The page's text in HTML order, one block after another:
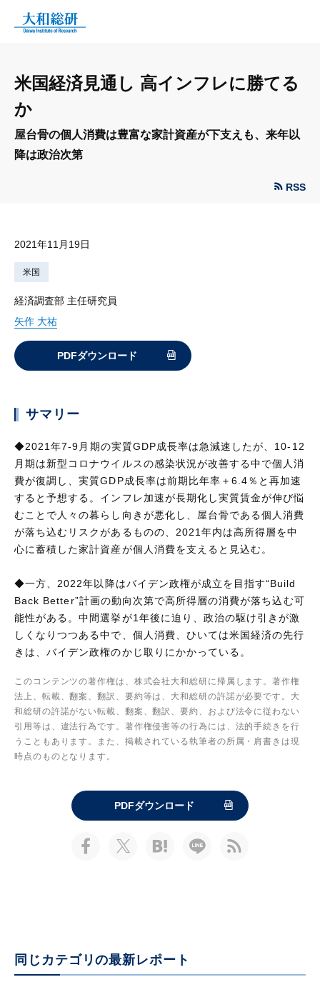
米国経済見通し 高インフレに勝てる
か
屋台骨の個人消費は豊富な家計資産が下支えも、来年以
降は政治次第
RSS
2021年11月19日
米国
経済調査部 主任研究員
矢作 大祐
PDFダウンロード
サマリー
◆2021年7-9月期の実質GDP成長率は急減速したが、10-12
月期は新型コロナウイルスの感染状況が改善する中で個人消
費が復調し、実質GDP成長率は前期比年率＋6.4％と再加速
すると予想する。インフレ加速が長期化し実質賃金が伸び悩
むことで人々の暮らし向きが悪化し、屋台骨である個人消費
が落ち込むリスクがあるものの、2021年内は高所得層を中
心に蓄積した家計資産が個人消費を支えると見込む。
◆一方、2022年以降はバイデン政権が成立を目指す“Build
Back Better”計画の動向次第で高所得層の消費が落ち込む可
能性がある。中間選挙が1年後に迫り、政治の駆け引きが激
しくなりつつある中で、個人消費、ひいては米国経済の先行
きは、バイデン政権のかじ取りにかかっている。
このコンテンツの著作権は、株式会社大和総研に帰属します。著作権
法上、転載、翻案、翻訳、要約等は、大和総研の許諾が必要です。大
和総研の許諾がない転載、翻案、翻訳、要約、および法令に従わない
引用等は、違法行為です。著作権侵害等の行為には、法的手続きを行
うこともあります。また、掲載されている執筆者の所属・肩書きは現
時点のものとなります。
PDFダウンロード
同じカテゴリの最新レポート